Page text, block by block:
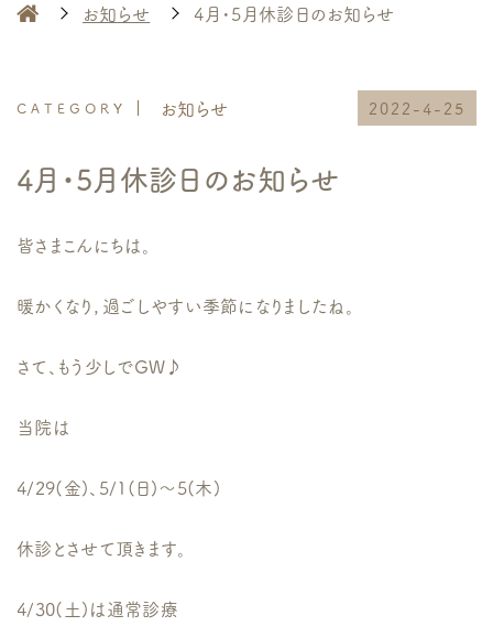
お知らせ 4月・5月休診日のお知らせ
お知らせ 2022-4-25
4月・5月休診日のお知らせ
皆さまこんにちは。
暖かくなり，過ごしやすい季節になりましたね。
さて、もう少しでGW♪
当院は
4/29(金)、5/1(日)〜5(木)
休診とさせて頂きます。
4/30(土)は通常診療